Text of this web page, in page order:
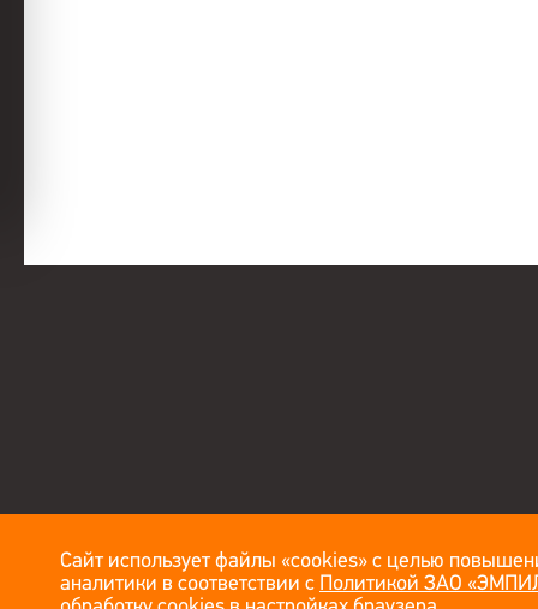
Сайт использует файлы «cookies» с целью
аналитики в соответствии с Политикой ЗАО